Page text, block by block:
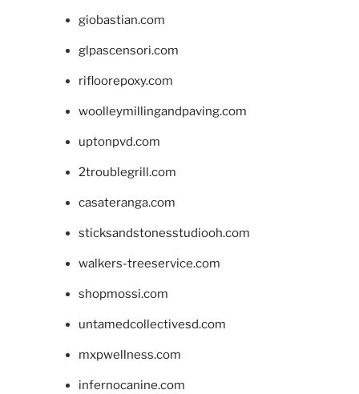
giobastian.com
glpascensori.com
rifloorepoxy.com
woolleymillingandpaving.com
uptonpvd.com
2troublegrill.com
casateranga.com
sticksandstonesstudiooh.com
walkers-treeservice.com
shopmossi.com
untamedcollectivesd.com
mxpwellness.com
infernocanine.com